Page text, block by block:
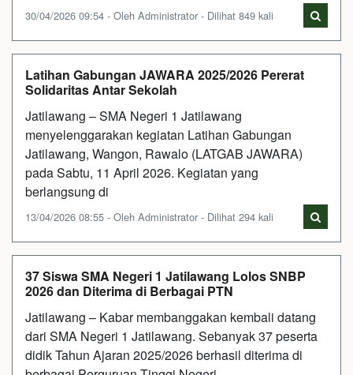
30/04/2026 09:54 - Oleh Administrator - Dilihat 849 kali
Latihan Gabungan JAWARA 2025/2026 Pererat
Solidaritas Antar Sekolah
Jatilawang – SMA Negeri 1 Jatilawang
menyelenggarakan kegiatan Latihan Gabungan
Jatilawang, Wangon, Rawalo (LATGAB JAWARA)
pada Sabtu, 11 April 2026. Kegiatan yang
berlangsung di
13/04/2026 08:55 - Oleh Administrator - Dilihat 294 kali
37 Siswa SMA Negeri 1 Jatilawang Lolos SNBP
2026 dan Diterima di Berbagai PTN
Jatilawang – Kabar membanggakan kembali datang
dari SMA Negeri 1 Jatilawang. Sebanyak 37 peserta
didik Tahun Ajaran 2025/2026 berhasil diterima di